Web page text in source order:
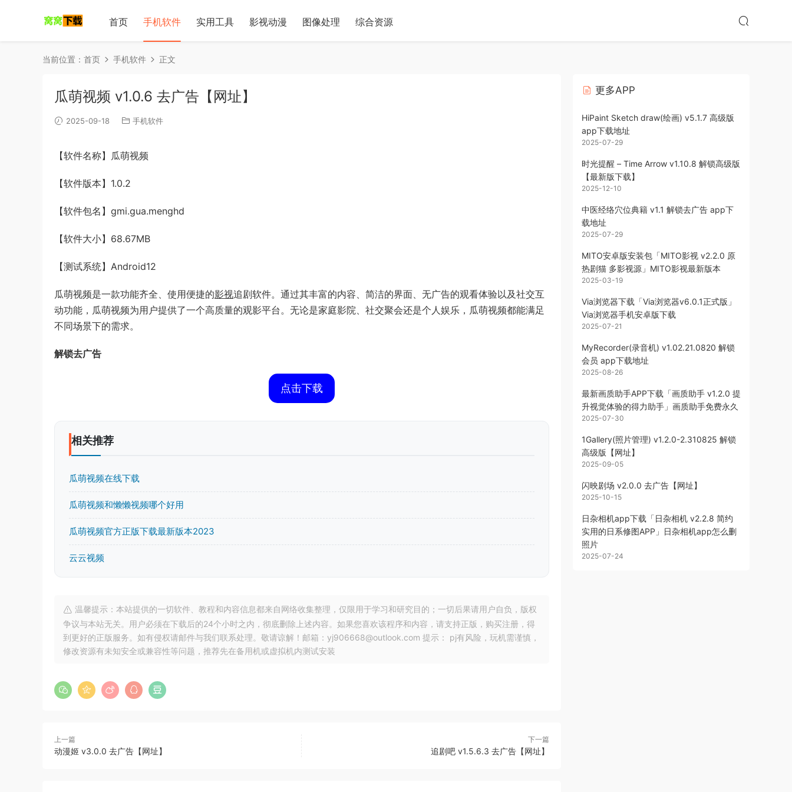
首页 手机软件 实用工具 影视动漫 图像处理 综合资源
当前位置： 首页 手机软件 正文
瓜萌视频 v1.0.6 去广告【网址】
2025-09-18 手机软件
【软件名称】瓜萌视频
【软件版本】1.0.2
【软件包名】gmi.gua.menghd
【软件大小】68.67MB
【测试系统】Android12
瓜萌视频是一款功能齐全、使用便捷的影视追剧软件。通过其丰富的内容、简洁的界面、无广告的观看体验以及社交互
动功能，瓜萌视频为用户提供了一个高质量的观影平台。无论是家庭影院、社交聚会还是个人娱乐，瓜萌视频都能满足
不同场景下的需求。
解锁去广告
点击下载
相关推荐
瓜萌视频在线下载
瓜萌视频和懒懒视频哪个好用
瓜萌视频官方正版下载最新版本2023
云云视频
温馨提示：本站提供的一切软件、教程和内容信息都来自网络收集整理，仅限用于学习和研究目的；一切后果请用户自负，版权
争议与本站无关。用户必须在下载后的24个小时之内，彻底删除上述内容。如果您喜欢该程序和内容，请支持正版，购买注册，得
到更好的正版服务。如有侵权请邮件与我们联系处理。敬请谅解！邮箱：yj906668@outlook.com 提示： pj有风险，玩机需谨慎，
修改资源有未知安全或兼容性等问题，推荐先在备用机或虚拟机内测试安装
上一篇
动漫姬 v3.0.0 去广告【网址】
下一篇
追剧吧 v1.5.6.3 去广告【网址】
更多APP
HiPaint Sketch draw(绘画) v5.1.7 高级版
app下载地址
2025-07-29
时光提醒 – Time Arrow v1.10.8 解锁高级版
【最新版下载】
2025-12-10
中医经络穴位典籍 v1.1 解锁去广告 app下
载地址
2025-07-29
MITO安卓版安装包「MITO影视 v2.2.0 原
热剧猫 多影视源」MITO影视最新版本
2025-03-19
Via浏览器下载「Via浏览器v6.0.1正式版」
Via浏览器手机安卓版下载
2025-07-21
MyRecorder(录音机) v1.02.21.0820 解锁
会员 app下载地址
2025-08-26
最新画质助手APP下载「画质助手 v1.2.0 提
升视觉体验的得力助手」画质助手免费永久
2025-07-30
1Gallery(照片管理) v1.2.0-2.310825 解锁
高级版【网址】
2025-09-05
闪映剧场 v2.0.0 去广告【网址】
2025-10-15
日杂相机app下载「日杂相机 v2.2.8 简约
实用的日系修图APP」日杂相机app怎么删
照片
2025-07-24